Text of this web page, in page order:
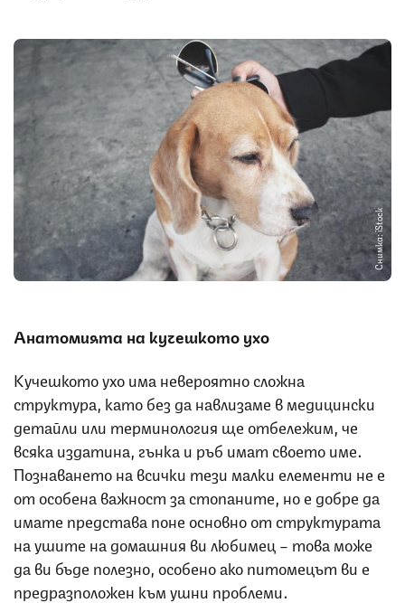
Снимка: iStock
Анатомията на кучешкото ухо
Кучешкото ухо има невероятно сложна
структура, като без да навлизаме в медицински
детайли или терминология ще отбележим, че
всяка издатина, гънка и ръб имат своето име.
Познаването на всички тези малки елементи не е
от особена важност за стопаните, но е добре да
имате представа поне основно от структурата
на ушите на домашния ви любимец – това може
да ви бъде полезно, особено ако питомецът ви е
предразположен към ушни проблеми.